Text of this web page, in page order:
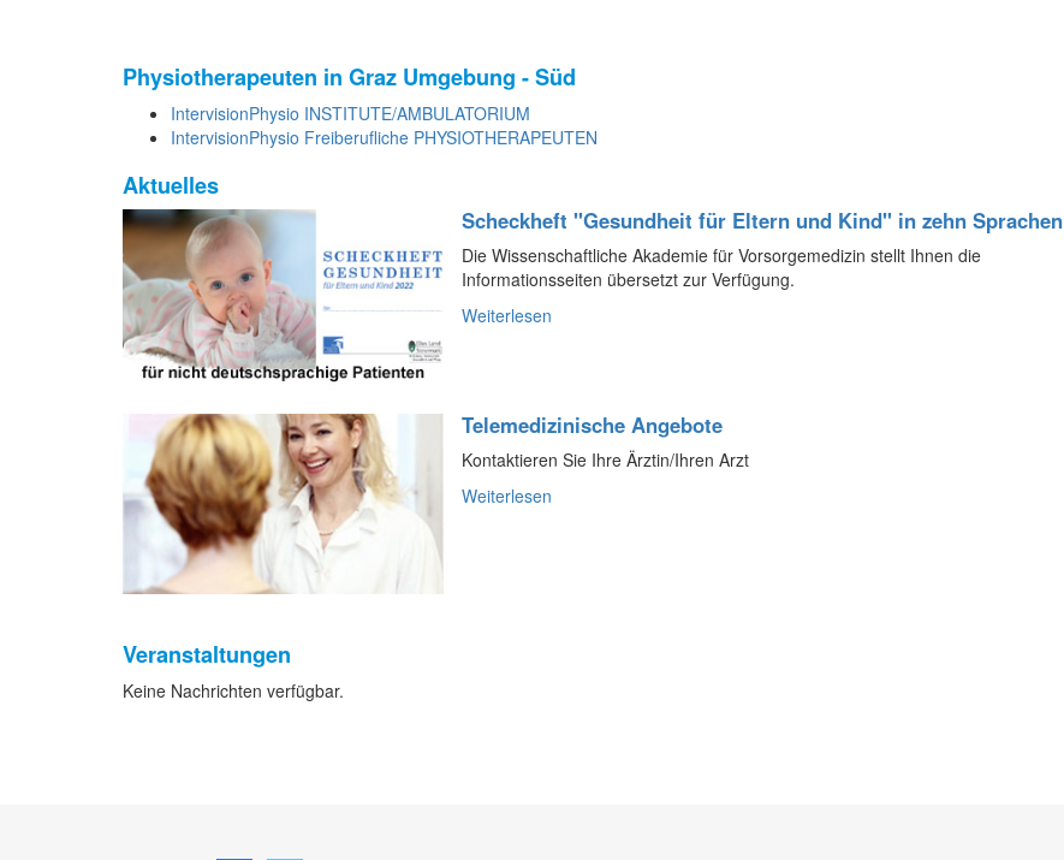
Physiotherapeuten in Graz Umgebung - Süd
IntervisionPhysio INSTITUTE/AMBULATORIUM
IntervisionPhysio Freiberufliche PHYSIOTHERAPEUTEN
Aktuelles
Scheckheft "Gesundheit für Eltern und Kind" in zehn Sprachen
Die Wissenschaftliche Akademie für Vorsorgemedizin stellt Ihnen die
Informationsseiten übersetzt zur Verfügung.
Weiterlesen
Telemedizinische Angebote
Kontaktieren Sie Ihre Ärztin/Ihren Arzt
Weiterlesen
Veranstaltungen
Keine Nachrichten verfügbar.